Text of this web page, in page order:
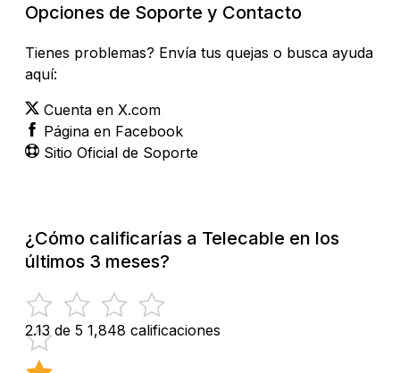
Opciones de Soporte y Contacto
Tienes problemas? Envía tus quejas o busca ayuda
aquí:
Cuenta en X.com
Página en Facebook
Sitio Oficial de Soporte
¿Cómo calificarías a Telecable en los
últimos 3 meses?
2.13 de 5 1,848 calificaciones